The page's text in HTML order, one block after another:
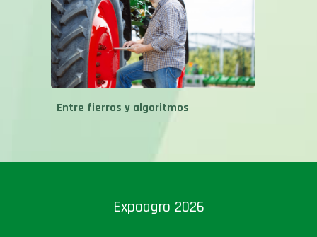
Entre fierros y algoritmos
Expoagro 2026